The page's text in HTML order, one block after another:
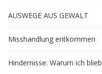
AUSWEGE AUS GEWALT
Misshandlung entkommen
Hindernisse: Warum ich blieb